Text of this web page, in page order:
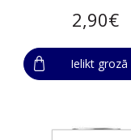
2,90€
Ielikt grozā